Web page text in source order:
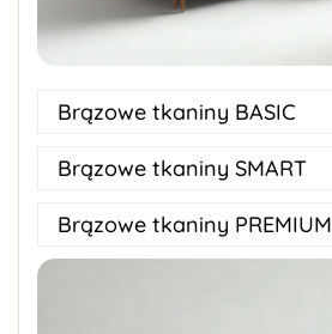
Brązowe tkaniny BASIC
Brązowe tkaniny SMART
Brązowe tkaniny PREMIUM